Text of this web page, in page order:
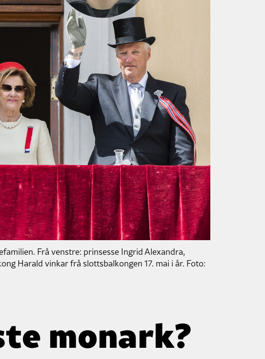
Frå venstre: prinsesse Ingrid Alexandra,
Harald vinkar frå slottsbalkongen 17. mai i år. Foto:
monark?